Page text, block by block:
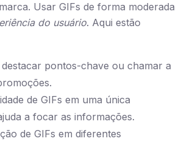
Usar GIFs de forma moderada
do usuário. Aqui estão
pontos-chave ou chamar a
de GIFs em uma única
a focar as informações.
de GIFs em diferentes